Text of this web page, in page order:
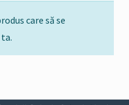
care să se